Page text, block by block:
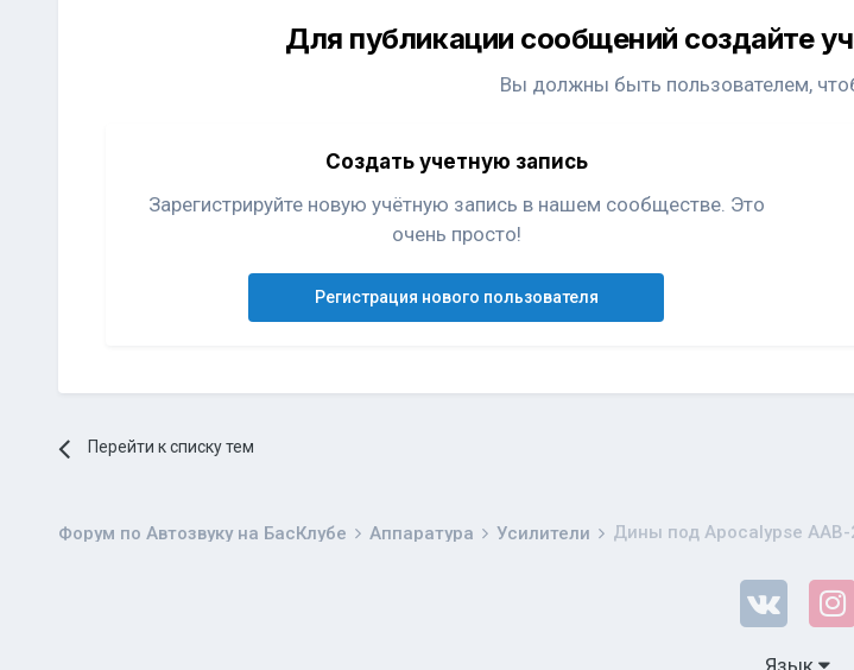
Для публикации сообщений создайте
Вы должны быть пользователем,
Создать учетную запись
Зарегистрируйте новую учётную запись в нашем сообществе. Это
очень просто!
Регистрация нового пользователя
Перейти к списку тем
Форум по Автозвуку на БасКлубе Аппаратура Усилители Дины под Apocalypse AAB-